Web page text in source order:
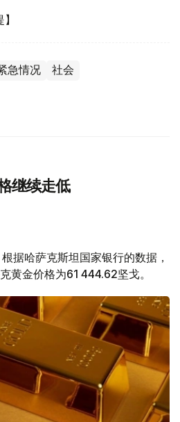
急情况 社会
继续走低
根据哈萨克斯坦国家银行的数据，
黄金价格为61 444.62坚戈。